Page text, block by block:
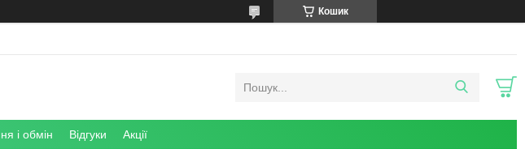
Кошик
і обмін Відгуки Акції